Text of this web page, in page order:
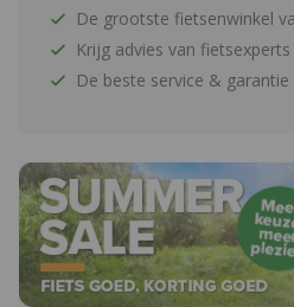
De grootste fietsenwinkel
Krijg advies van fietsexperts
De beste service & garantie